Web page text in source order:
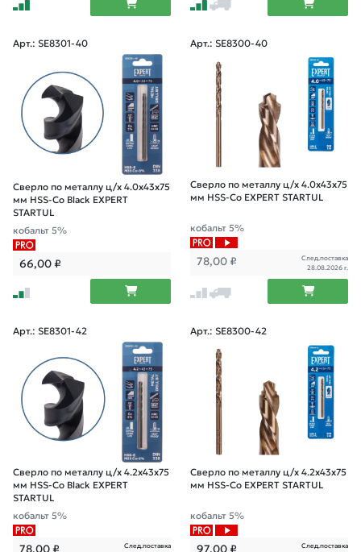
Арт.: SE8301-40
Сверло по металлу ц/х 4.0х43х75
мм HSS-Co Black EXPERT
STARTUL
кобальт 5%
66,00₽
Арт.: SE8300-40
Сверло по металлу ц/х 4.0х43х75
мм HSS-Co EXPERT STARTUL
кобальт 5%
78,00 ₽
След.поставка
28.08.2026 г.
Арт.: SE8301-42
Сверло по металлу ц/х 4.2х43х75
мм HSS-Co Black EXPERT
STARTUL
кобальт 5%
След.поставка
Арт.: SE8300-42
Сверло по металлу ц/х 4.2х43х75
мм HSS-Co EXPERT STARTUL
кобальт 5%
След.поставка